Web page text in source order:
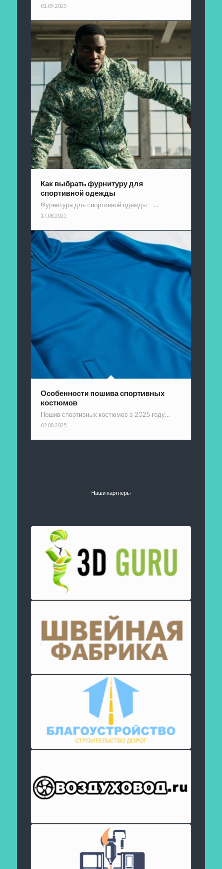
01.09.2025
Как выбрать фурнитуру для
спортивной одежды
Фурнитура для спортивной одежды —…
17.08.2025
Особенности пошива спортивных
костюмов
Пошив спортивных костюмов в 2025 году…
02.08.2025
Наши партнеры